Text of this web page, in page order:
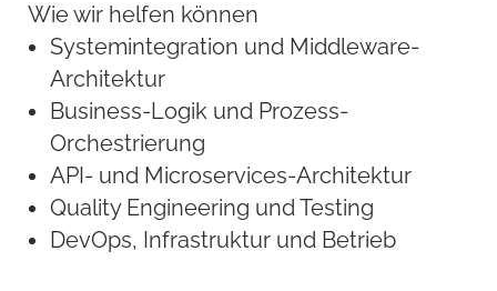
Wie wir helfen können
Systemintegration und Middleware-
Architektur
Business-Logik und Prozess-
Orchestrierung
API- und Microservices-Architektur
Quality Engineering und Testing
DevOps, Infrastruktur und Betrieb